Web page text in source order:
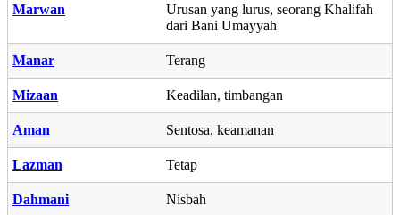
Marwan
Urusan yang lurus, seorang Khalifah
dari Bani Umayyah
Manar Terang
Mizaan Keadilan, timbangan
Aman Sentosa, keamanan
Lazman Tetap
Dahmani Nisbah